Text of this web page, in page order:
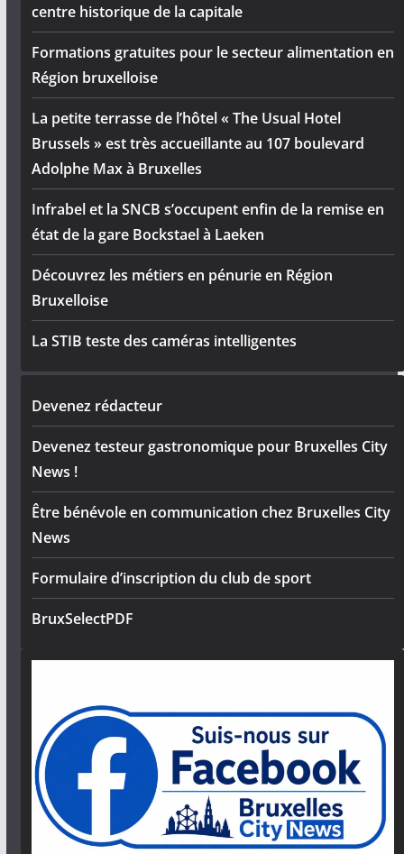
centre historique de la capitale
Formations gratuites pour le secteur alimentation en
Région bruxelloise
La petite terrasse de l’hôtel « The Usual Hotel
Brussels » est très accueillante au 107 boulevard
Adolphe Max à Bruxelles
Infrabel et la SNCB s’occupent enfin de la remise en
état de la gare Bockstael à Laeken
Découvrez les métiers en pénurie en Région
Bruxelloise
La STIB teste des caméras intelligentes
Devenez rédacteur
Devenez testeur gastronomique pour Bruxelles City
News !
Être bénévole en communication chez Bruxelles City
News
Formulaire d’inscription du club de sport
BruxSelectPDF